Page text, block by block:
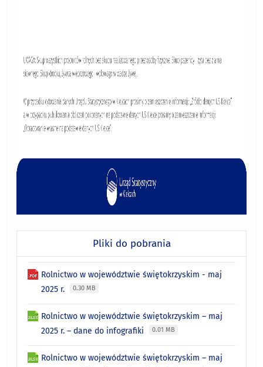
Pliki do pobrania
Rolnictwo w województwie świętokrzyskim - maj
2025 r.
0.30 MB
Rolnictwo w województwie świętokrzyskim – maj
2025 r. – dane do infografiki
0.01 MB
Rolnictwo w województwie świętokrzyskim – maj